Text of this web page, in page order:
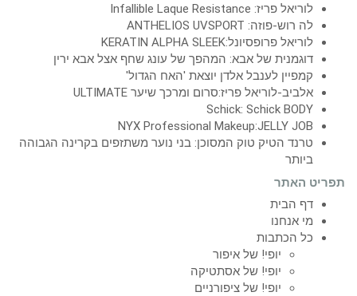
לוריאל פריז: Infallible Laque Resistance
לה רוש-פוזה: ANTHELIOS UVSPORT
לוריאל פרופסיונל:KERATIN ALPHA SLEEK
דוגמנית של אבא: המהפך של עונג שחף אצל אבא ירין
קמפיין לענבל אלדן יוצאת 'האח הגדול'
אלביב-לוריאל פריז:סרום ומרכך שיער ULTIMATE
Schick: Schick BODY
NYX Professional Makeup:JELLY JOB
טרנד הטיק טוק המסוכן: בני נוער משתזפים בקרינה הגבוהה
ביותר
תפריט האתר
דף הבית
מי אנחנו
כל הכתבות
יופי! של איפור
יופי! של אסתטיקה
יופי! של ציפורניים